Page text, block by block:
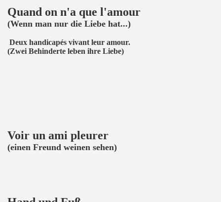
Quand on n'a que l'amour
(Wenn man nur die Liebe hat...)
Deux handicapés vivant leur amour.
(Zwei Behinderte leben ihre Liebe)
Voir un ami pleurer
(einen Freund weinen sehen)